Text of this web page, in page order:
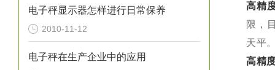
电子秤显示器怎样进行日常保养
2010-11-12
电子秤在生产企业中的应用
高精
限，
天平
高精